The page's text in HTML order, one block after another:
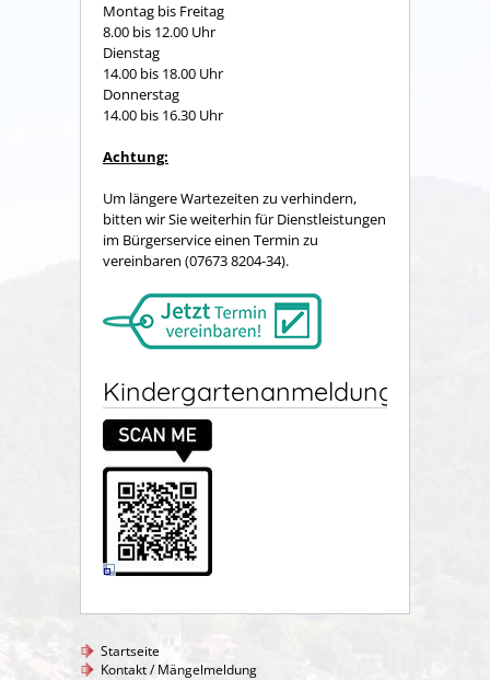
Montag bis Freitag
8.00 bis 12.00 Uhr
Dienstag
14.00 bis 18.00 Uhr
Donnerstag
14.00 bis 16.30 Uhr
Achtung:
Um längere Wartezeiten zu verhindern,
bitten wir Sie weiterhin für Dienstleistungen
im Bürgerservice einen Termin zu
vereinbaren (07673 8204-34).
Kindergartenanmeldung
Startseite
Kontakt / Mängelmeldung